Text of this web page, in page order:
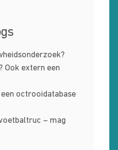
Ook extern een
octrooidatabase
– mag